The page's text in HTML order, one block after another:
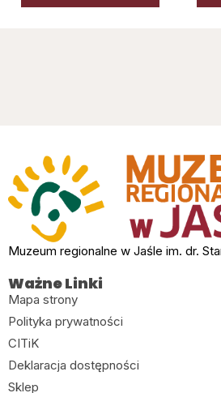
Muzeum regionalne w Jaśle im. dr.
Ważne Linki
Mapa strony
Polityka prywatności
CITiK
Deklaracja dostępności
Sklep